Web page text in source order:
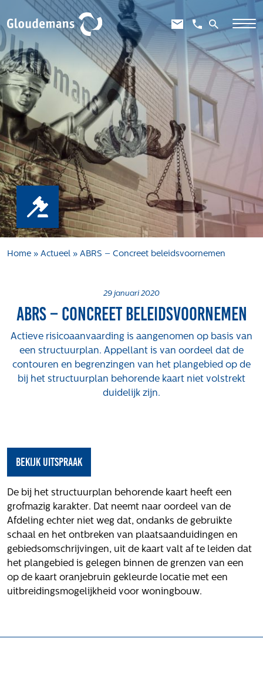
Expertises
Gebiedsontwikkeling
Gebiedseconomie
Grondstrategie en -verwerving
Taxaties overheid
Taxaties zakelijk
Schadevergoedingsrecht
Rentmeesterij
Transities
Tender-light voormalige St. Josefschool in
Brunssum
Concurrentiegerichte dialoog en tenderstrategie
Hoge Woerd in Ewijk
Pachtbeleid gemeente Valkenswaard: duurzame
pacht als instrument voor landbouw- en
Over ons
Maatschappelijk
Regeling van Rentmeesters 2020
Klachtenbehandeling Procedure (KBP)
Het verhaal van Gloudemans
Onze mensen
Werken bij Gloudemans
Actueel
Home » Actueel » ABRS – Concreet beleidsvoornemen
29 januari 2020
ABRS – Concreet beleidsvoornemen
Actieve risicoaanvaarding is aangenomen op basis van
een structuurplan. Appellant is van oordeel dat de
contouren en begrenzingen van het plangebied op de
bij het structuurplan behorende kaart niet volstrekt
duidelijk zijn.
Bekijk uitspraak
De bij het structuurplan behorende kaart heeft een
grofmazig karakter. Dat neemt naar oordeel van de
Afdeling echter niet weg dat, ondanks de gebruikte
schaal en het ontbreken van plaatsaanduidingen en
gebiedsomschrijvingen, uit de kaart valt af te leiden dat
het plangebied is gelegen binnen de grenzen van een
op de kaart oranjebruin gekleurde locatie met een
uitbreidingsmogelijkheid voor woningbouw.